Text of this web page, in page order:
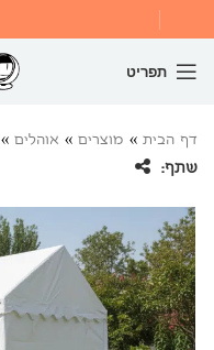
תפריט
דף הבית » מוצרים » אוהלים »
שתף: